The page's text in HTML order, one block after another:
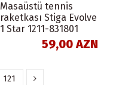
Masaüstü tennis
raketkası Stiga Evolve
1 Star 1211-831801
59,00 AZN
121